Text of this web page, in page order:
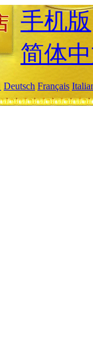
手机版
简体
Deutsch Français